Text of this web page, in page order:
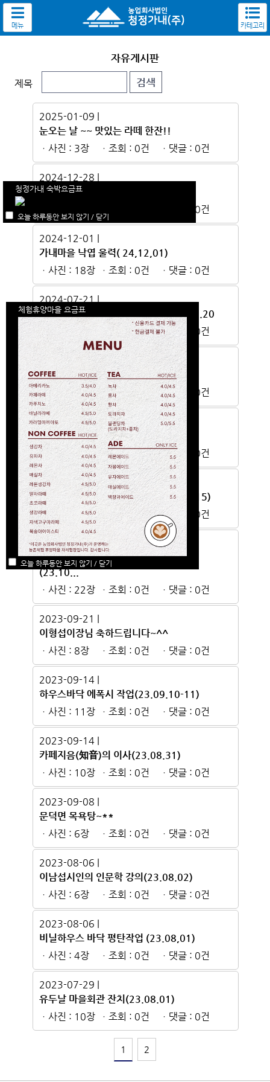
메뉴 카테고리
자유게시판
제목
2025-01-09 |
눈오는 날 ~~ 맛있는 라떼 한잔!!
ㆍ사진 : 3장
ㆍ조회 : 0건 ㆍ댓글 : 0건
2024-12-28 |
눈오는 날~ 황차 한 잔!
ㆍ댓글 : 0건
2024-12-01 |
가내마을 낙엽 울력( 24,12,01)
ㆍ사진 : 18장
ㆍ조회 : 0건 ㆍ댓글 : 0건
2024-07-21 |
부지조성을 위한 나무심기 작업^^ 24.7.20
ㆍ사진 : 18장
ㆍ조회 : 0건 ㆍ댓글 : 0건
2024-04-13 |
마을주민 봄나들이 (4월5일)
ㆍ사진 : 27장 ㆍ조회 : 0건 ㆍ댓글 : 0건
2024-01-24 |
고소한 더덕주스 한 잔 드실래요
ㆍ사진 : 16장 ㆍ조회 : 0건 ㆍ댓글 : 0건
2023-11-18 |
전남 농촌체험휴양마을 워크숍(23.11.15)
ㆍ사진 : 25장 ㆍ조회 : 0건 ㆍ댓글 : 0건
2023-11-09 |
성주이씨 참의공파 통덕랑공 문중시제
(23.10...
ㆍ사진 : 22장
ㆍ조회 : 0건 ㆍ댓글 : 0건
2023-09-21 |
이형섭이장님 축하드립니다~^^
ㆍ사진 : 8장
ㆍ조회 : 0건 ㆍ댓글 : 0건
2023-09-14 |
하우스바닥 에폭시 작업(23.09.10-11)
ㆍ사진 : 11장
ㆍ조회 : 0건 ㆍ댓글 : 0건
2023-09-14 |
카페지음(知音)의 이사(23.08.31)
ㆍ사진 : 10장
ㆍ조회 : 0건 ㆍ댓글 : 0건
2023-09-08 |
문덕면 목욕탕~**
ㆍ사진 : 6장
ㆍ조회 : 0건 ㆍ댓글 : 0건
2023-08-06 |
이남섭시인의 인문학 강의(23.08.02)
ㆍ사진 : 6장
ㆍ조회 : 0건 ㆍ댓글 : 0건
2023-08-06 |
비닐하우스 바닥 평탄작업 (23.08,01)
ㆍ사진 : 4장
ㆍ조회 : 0건 ㆍ댓글 : 0건
2023-07-29 |
유두날 마을회관 잔치(23.08.01)
ㆍ사진 : 10장
ㆍ조회 : 0건 ㆍ댓글 : 0건
1 2
청정가내 숙박요금표
오늘 하루동안 보지 않기 / 닫기
체험휴양마을 요금표
오늘 하루동안 보지 않기 / 닫기